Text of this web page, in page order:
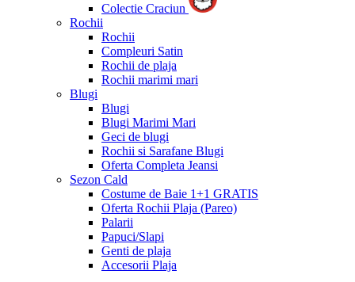
Colectie Craciun
Rochii
Rochii
Compleuri Satin
Rochii de plaja
Rochii marimi mari
Blugi
Blugi
Blugi Marimi Mari
Geci de blugi
Rochii si Sarafane Blugi
Oferta Completa Jeansi
Sezon Cald
Costume de Baie 1+1 GRATIS
Oferta Rochii Plaja (Pareo)
Palarii
Papuci/Slapi
Genti de plaja
Accesorii Plaja